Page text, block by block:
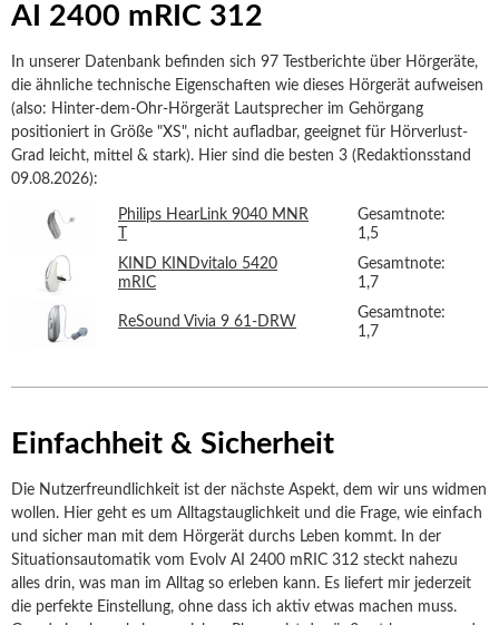
AI 2400 mRIC 312
In unserer Datenbank befinden sich 97 Testberichte über Hörgeräte,
die ähnliche technische Eigenschaften wie dieses Hörgerät aufweisen
(also: Hinter-dem-Ohr-Hörgerät Lautsprecher im Gehörgang
positioniert in Größe "XS", nicht aufladbar, geeignet für Hörverlust-
Grad leicht, mittel & stark). Hier sind die besten 3 (Redaktionsstand
09.08.2026):
Philips HearLink 9040 MNR
Gesamtnote:
1,5
KIND KINDvitalo 5420
mRIC
Gesamtnote:
1,7
ReSound Vivia 9 61-DRW
Gesamtnote:
1,7
Einfachheit & Sicherheit
Die Nutzerfreundlichkeit ist der nächste Aspekt, dem wir uns widmen
wollen. Hier geht es um Alltagstauglichkeit und die Frage, wie einfach
und sicher man mit dem Hörgerät durchs Leben kommt. In der
Situationsautomatik vom Evolv AI 2400 mRIC 312 steckt nahezu
alles drin, was man im Alltag so erleben kann. Es liefert mir jederzeit
die perfekte Einstellung, ohne dass ich aktiv etwas machen muss.